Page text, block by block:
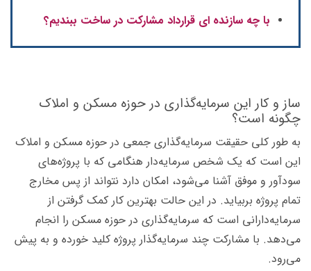
با چه سازنده ای قرارداد مشارکت در ساخت ببندیم؟
ساز و کار این سرمایه‌گذاری در حوزه مسکن و املاک
چگونه است؟
به طور کلی حقیقت سرمایه‌گذاری جمعی در حوزه مسکن و املاک
این است که یک شخص سرمایه‌دار هنگامی که با پروژه‌های
سود‌آور و موفق آشنا می‌شود، امکان دارد نتواند از پس مخارج
تمام پروژه بربیاید. در این حالت بهترین کار کمک گرفتن از
سرمایه‌دارانی است که سرمایه‌گذاری در حوزه مسکن را انجام
می‌دهد. با مشارکت چند سرمایه‌گذار پروژه کلید خورده و به پیش
می‌رود.